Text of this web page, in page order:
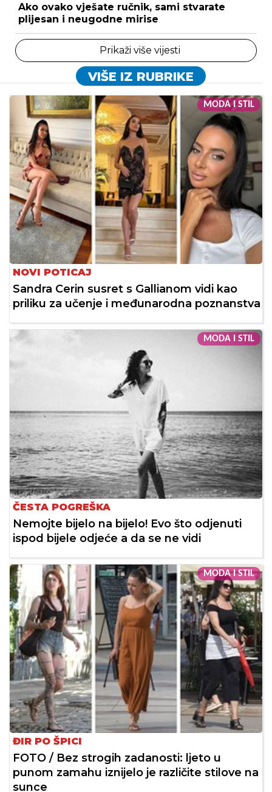
Ako ovako vješate ručnik, sami stvarate
plijesan i neugodne mirise
Prikaži više vijesti
VIŠE IZ RUBRIKE
MODA I STIL
NOVI POTICAJ
Sandra Cerin susret s Gallianom vidi kao
priliku za učenje i međunarodna poznanstva
MODA I STIL
ČESTA POGREŠKA
Nemojte bijelo na bijelo! Evo što odjenuti
ispod bijele odjeće a da se ne vidi
MODA I STIL
ĐIR PO ŠPICI
FOTO / Bez strogih zadanosti: ljeto u
punom zamahu iznijelo je različite stilove na
sunce